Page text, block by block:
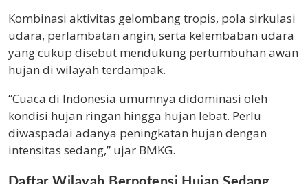
Kombinasi aktivitas gelombang tropis, pola sirkulasi
udara, perlambatan angin, serta kelembaban udara
yang cukup disebut mendukung pertumbuhan awan
hujan di wilayah terdampak.
“Cuaca di Indonesia umumnya didominasi oleh
kondisi hujan ringan hingga hujan lebat. Perlu
diwaspadai adanya peningkatan hujan dengan
intensitas sedang,” ujar BMKG.